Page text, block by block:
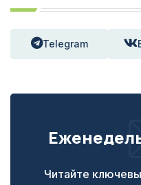
Telegram
Читайте